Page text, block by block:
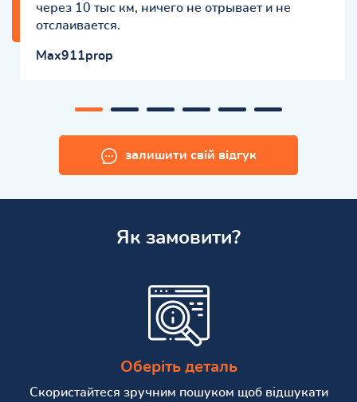
через 10 тыс км, ничего не отрывает и не
отслаивается.
Max911prop
залишити свій відгук
Як замовити?
Оберіть деталь
Скористайтеся зручним пошуком щоб відшукати